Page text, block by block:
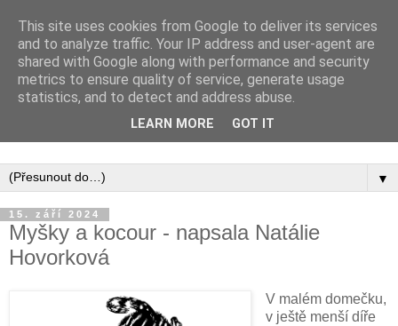
Inspirujte se tím, co píší posluchači kurzů a co se na nich
▼
15. září 2024
Myšky a kocour - napsala Natálie
Hovorková
V malém domečku,
v ještě menší díře
This site uses cookies from Google to deliver its services
and to analyze traffic. Your IP address and user-agent are
shared with Google along with performance and security
metrics to ensure quality of service, generate usage
statistics, and to detect and address abuse.
LEARN MORE GOT IT